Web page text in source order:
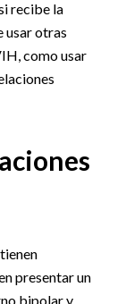
recibe la
usar otras
como usar
presentar un
bipolar y